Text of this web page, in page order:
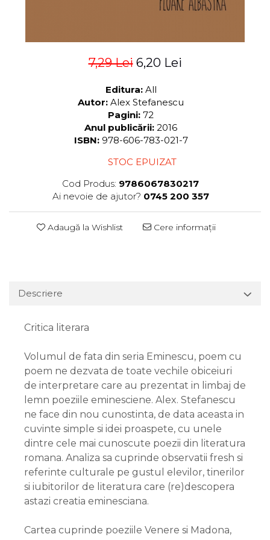
7,29 Lei 6,20 Lei
Editura: All
Autor: Alex Stefanescu
Pagini: 72
Anul publicării: 2016
ISBN: 978-606-783-021-7
STOC EPUIZAT
Cod Produs: 9786067830217
Ai nevoie de ajutor? 0745 200 357
Adaugă la Wishlist Cere informații
Descriere
Critica literara
Volumul de fata din seria Eminescu, poem cu
poem ne dezvata de toate vechile obiceiuri
de interpretare care au prezentat in limbaj de
lemn poeziile eminesciene. Alex. Stefanescu
ne face din nou cunostinta, de data aceasta in
cuvinte simple si idei proaspete, cu unele
dintre cele mai cunoscute poezii din literatura
romana. Analiza sa cuprinde observatii fresh si
referinte culturale pe gustul elevilor, tinerilor
si iubitorilor de literatura care (re)descopera
astazi creatia eminesciana.
Cartea cuprinde poeziile Venere si Madona,